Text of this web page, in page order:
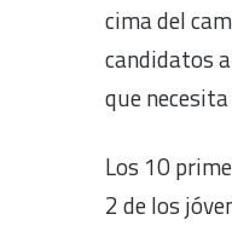
cima del
candidatos
que
Los 10
2 de los